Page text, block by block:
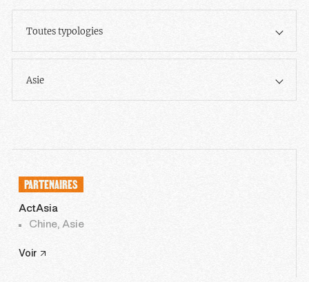
Toutes typologies
Asie
PARTENAIRES
ActAsia
Chine, Asie
Voir